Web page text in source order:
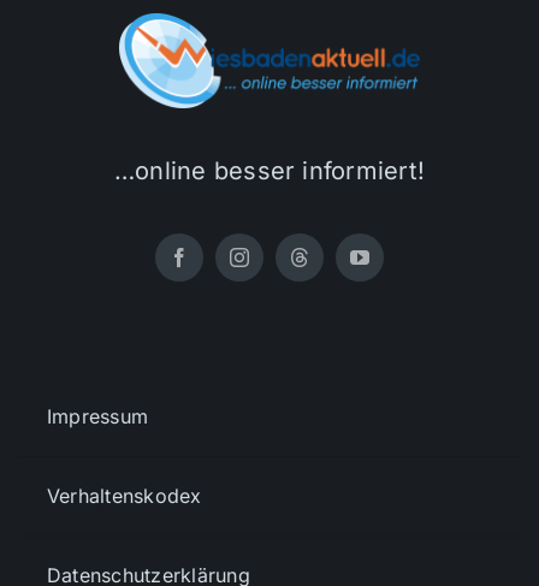
…online besser informiert!
Impressum
Verhaltenskodex
Datenschutzerklärung